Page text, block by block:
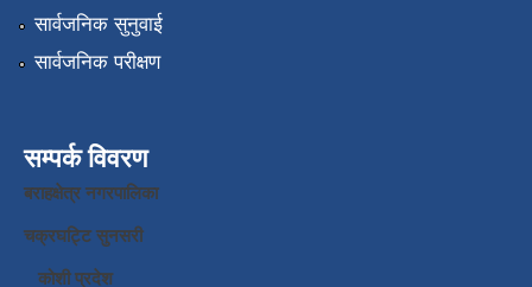
सार्वजनिक सुनुवाई
सार्वजनिक परीक्षण
सम्पर्क विवरण
बराहक्षेत्र नगरपालिका
चक्रघट्टि सुनसरी
कोशी प्रदेश